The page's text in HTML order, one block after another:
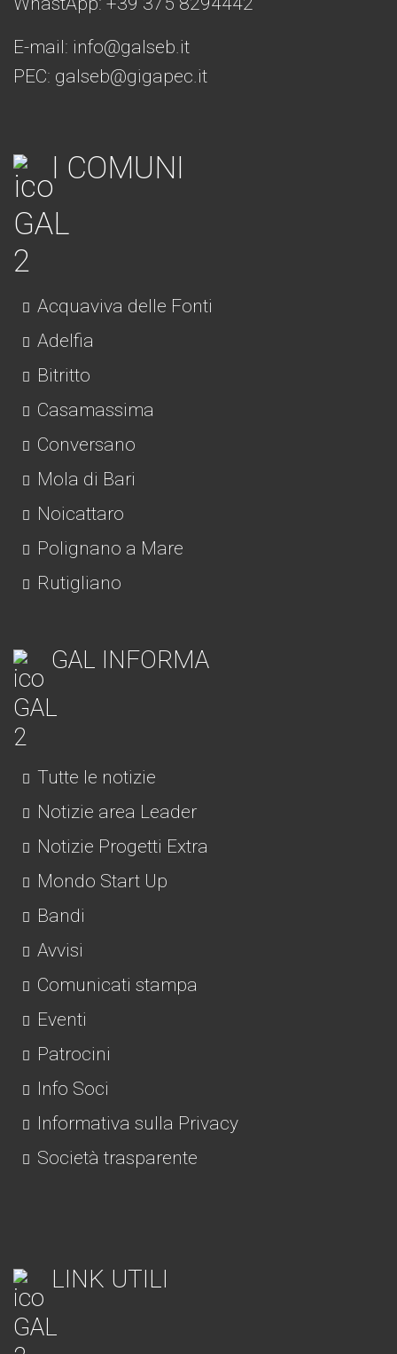
E-mail: info@galseb.it
PEC: galseb@gigapec.it
I COMUNI
Acquaviva delle Fonti
Adelfia
Bitritto
Casamassima
Conversano
Mola di Bari
Noicattaro
Polignano a Mare
Rutigliano
GAL INFORMA
Tutte le notizie
Notizie area Leader
Notizie Progetti Extra
Mondo Start Up
Bandi
Avvisi
Comunicati stampa
Eventi
Patrocini
Info Soci
Informativa sulla Privacy
Società trasparente
LINK UTILI